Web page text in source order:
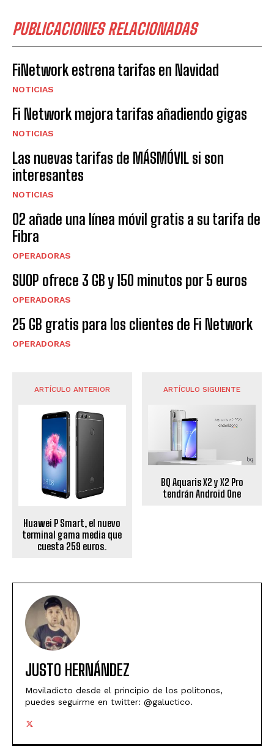
PUBLICACIONES RELACIONADAS
FiNetwork estrena tarifas en Navidad
NOTICIAS
Fi Network mejora tarifas añadiendo gigas
NOTICIAS
Las nuevas tarifas de MÁSMÓVIL si son
interesantes
NOTICIAS
O2 añade una línea móvil gratis a su tarifa de
Fibra
OPERADORAS
SUOP ofrece 3 GB y 150 minutos por 5 euros
OPERADORAS
25 GB gratis para los clientes de Fi Network
OPERADORAS
ARTÍCULO ANTERIOR
Huawei P Smart, el nuevo
terminal gama media que
cuesta 259 euros.
ARTÍCULO SIGUIENTE
BQ Aquaris X2 y X2 Pro
tendrán Android One
JUSTO HERNÁNDEZ
Moviladicto desde el principio de los politonos,
puedes seguirme en twitter: @galuctico.